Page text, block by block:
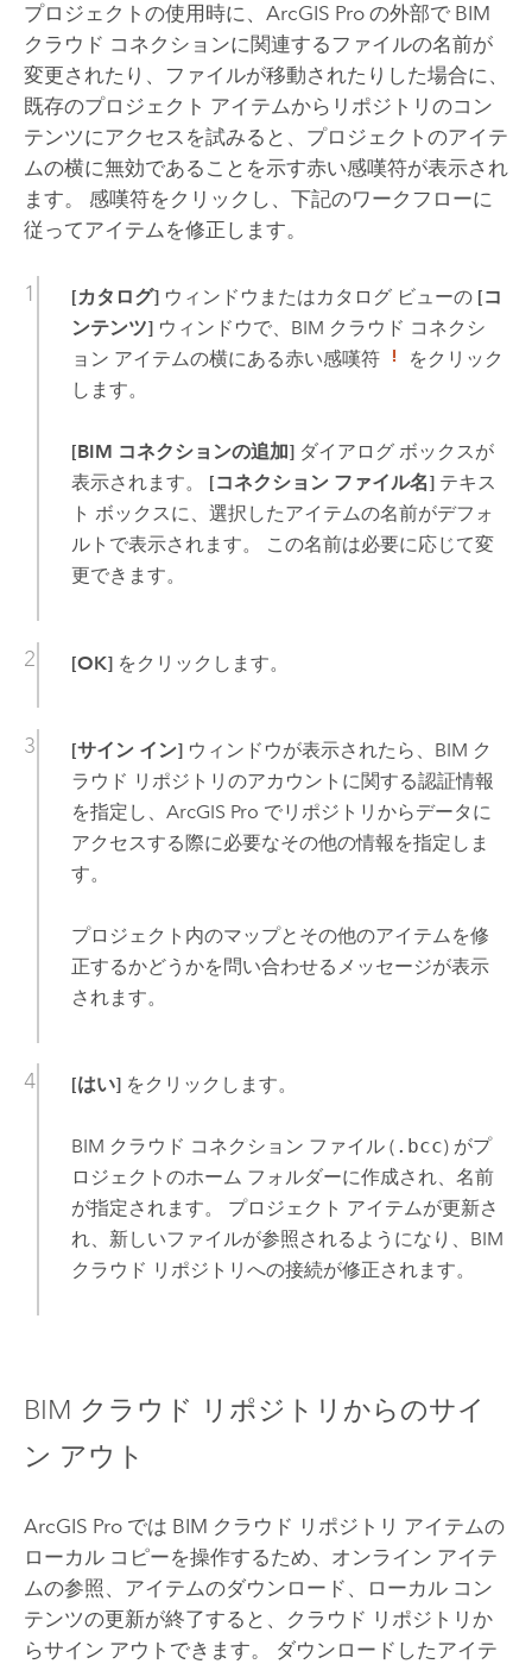
プロジェクトの使用時に、 ArcGIS Proの外部で BIM
クラウド コネクションに関連するファイルの名前が
変更されたり、ファイルが移動されたりした場合に、
既存のプロジェクト アイテムからリポジトリのコン
テンツにアクセスを試みると、プロジェクトのアイテ
ムの横に無効であることを示す赤い感嘆符が表示され
ます。 感嘆符をクリックし、下記のワークフローに
従ってアイテムを修正します。
[カタログ]ウィンドウまたはカタログ ビューの [コ
ンテンツ]ウィンドウで、BIM クラウド コネクシ
ョン アイテムの横にある赤い感嘆符
をクリック
します。
[BIM コネクションの追加]ダイアログ ボックスが
表示されます。 [コネクション ファイル名]テキス
ト ボックスに、選択したアイテムの名前がデフォ
ルトで表示されます。 この名前は必要に応じて変
更できます。
[OK]をクリックします。
[サイン イン]ウィンドウが表示されたら、BIM ク
ラウド リポジトリのアカウントに関する認証情報
を指定し、 ArcGIS Pro でリポジトリからデータに
アクセスする際に必要なその他の情報を指定しま
す。
プロジェクト内のマップとその他のアイテムを修
正するかどうかを問い合わせるメッセージが表示
されます。
[はい]をクリックします。
BIM クラウド コネクション ファイル ( .bcc) がプ
ロジェクトのホーム フォルダーに作成され、名前
が指定されます。 プロジェクト アイテムが更新さ
れ、新しいファイルが参照されるようになり、BIM
クラウド リポジトリへの接続が修正されます。
BIM クラウド リポジトリからのサイ
ン アウト
ArcGIS Proでは BIM クラウド リポジトリ アイテムの
ローカル コピーを操作するため、オンライン アイテ
ムの参照、アイテムのダウンロード、ローカル コン
テンツの更新が終了すると、クラウド リポジトリか
らサイン アウトできます。 ダウンロードしたアイテ